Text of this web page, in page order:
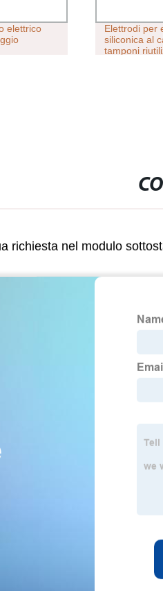
elettrico
Elettrodi per
siliconica al
tamponi
richiesta nel modulo